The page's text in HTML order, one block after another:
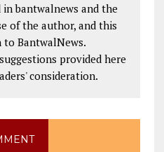
bantwalnews and the
of the author, and this
BantwalNews.
provided here
consideration.